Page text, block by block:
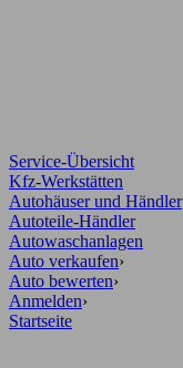
Service-Übersicht
Kfz-Werkstätten
Autohäuser und Händler
Autoteile-Händler
Autowaschanlagen
Auto verkaufen›
Auto bewerten›
Anmelden›
Startseite